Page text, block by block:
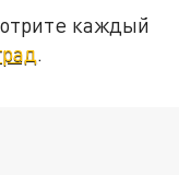
каждый